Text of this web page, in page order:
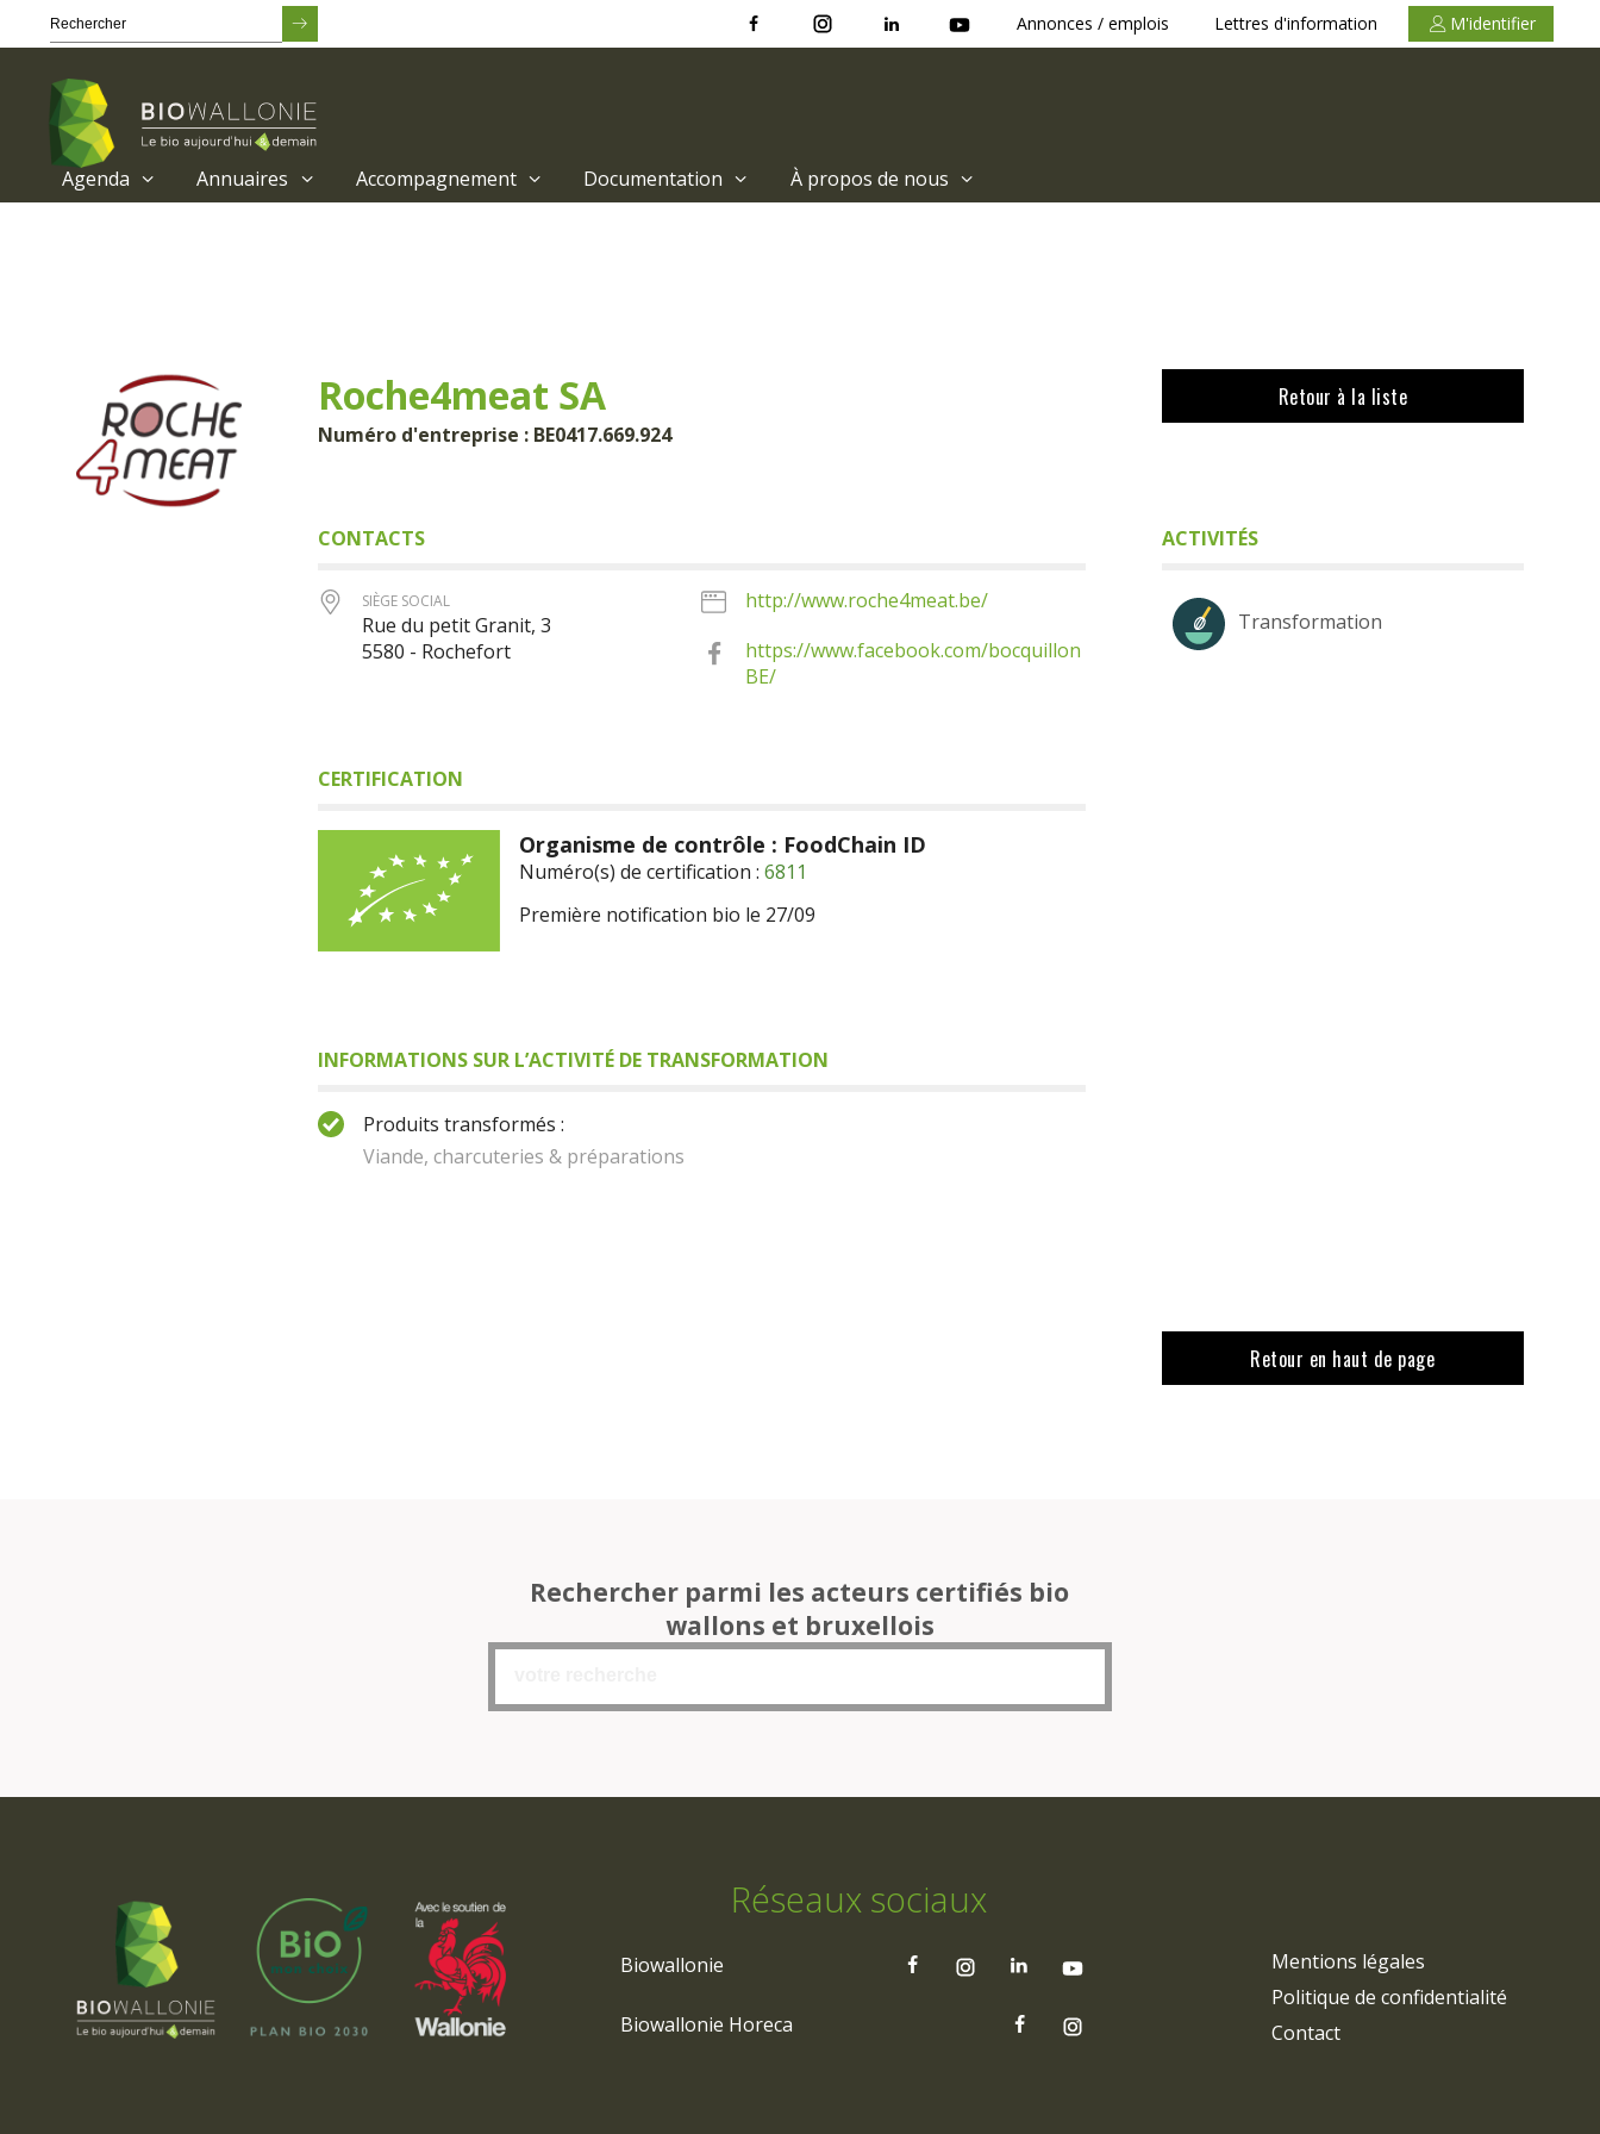
Annonces / emplois Lettres d'information M'identifier
Agenda Annuaires Accompagnement Documentation À propos de nous
Roche4meat SA
Numéro d'entreprise : BE0417.669.924
CONTACTS
SIÈGE SOCIAL
Rue du petit Granit, 3
5580 - Rochefort
http://www.roche4meat.be/
https://www.facebook.com/bocquillon
BE/
CERTIFICATION
Organisme de contrôle : FoodChain ID
Numéro(s) de certification : 6811
Première notification bio le 27/09
INFORMATIONS SUR L’ACTIVITÉ DE TRANSFORMATION
Produits transformés :
Viande, charcuteries & préparations
Retour à la liste
ACTIVITÉS
Transformation
Retour en haut de page
Rechercher parmi les acteurs certifiés bio
wallons et bruxellois
Réseaux sociaux
Biowallonie
Biowallonie Horeca
Mentions légales
Politique de confidentialité
Contact